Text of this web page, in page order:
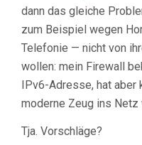
dann das gleiche
zum Beispiel wegen
Telefonie — nicht von
wollen: mein Firewall
IPv6-Adresse, hat aber
moderne Zeug ins
Tja. Vorschläge?